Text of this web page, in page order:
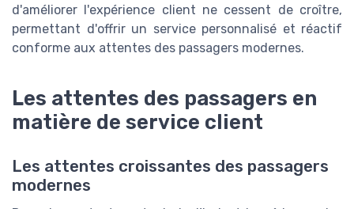
d'améliorer l'expérience client ne cessent de croître,
permettant d'offrir un service personnalisé et réactif
conforme aux attentes des passagers modernes.
Les attentes des passagers en
matière de service client
Les attentes croissantes des passagers
modernes